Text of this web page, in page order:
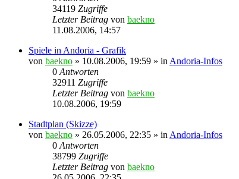
34119 Zugriffe
Letzter Beitrag von baekno
11.08.2006, 14:57
Spiele in Andoria - Grafik
von baekno » 10.08.2006, 19:59 » in Andoria-Infos
0 Antworten
32911 Zugriffe
Letzter Beitrag von baekno
10.08.2006, 19:59
Stadtplan (Skizze)
von baekno » 26.05.2006, 22:35 » in Andoria-Infos
0 Antworten
38799 Zugriffe
Letzter Beitrag von baekno